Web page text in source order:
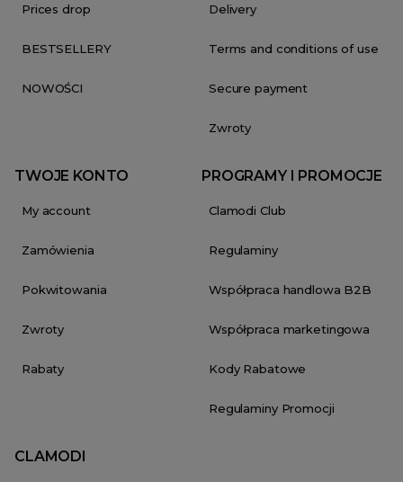
Prices drop
BESTSELLERY
NOWOŚCI
Delivery
Terms and conditions of use
Secure payment
Zwroty
TWOJE KONTO
My account
Zamówienia
Pokwitowania
Zwroty
Rabaty
PROGRAMY I PROMOCJE
Clamodi Club
Regulaminy
Współpraca handlowa B2B
Współpraca marketingowa
Kody Rabatowe
Regulaminy Promocji
CLAMODI